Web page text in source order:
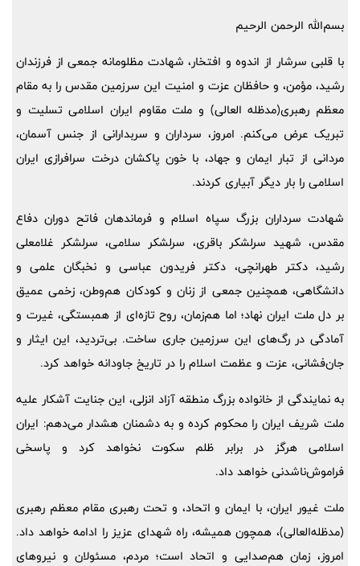
بسم‌الله الرحمن الرحیم
با قلبی سرشار از اندوه و افتخار، شهادت مظلومانه جمعی از فرزندان
رشید، مؤمن، و حافظان عزت و امنیت این سرزمین مقدس را به مقام
معظم رهبری(مدظله العالی) و ملت مقاوم ایران اسلامی تسلیت و
تبریک عرض می‌کنم. امروز، سرداران و سربدارانی از جنس آسمان،
مردانی از تبار ایمان و جهاد، با خون پاکشان درخت سرافرازی ایران
اسلامی را بار دیگر آبیاری کردند.
شهادت سرداران بزرگ سپاه اسلام و فرماندهان فاتح دوران دفاع
مقدس، شهید سرلشکر باقری، سرلشکر سلامی، سرلشکر غلامعلی
رشید، دکتر طهرانچی، دکتر فریدون عباسی و نخبگان علمی و
دانشگاهی، همچنین جمعی از زنان و کودکان هم‌وطن، زخمی عمیق
بر دل ملت ایران نهاد؛ اما هم‌زمان، روح تازه‌ای از همبستگی، غیرت و
آمادگی در رگ‌های این سرزمین جاری ساخت. بی‌تردید، این ایثار و
جان‌فشانی، عزت و عظمت اسلام را در تاریخ جاودانه خواهد کرد.
به نمایندگی از خانواده بزرگ منطقه آزاد انزلی، این جنایت آشکار علیه
ملت شریف ایران را محکوم کرده و به دشمنان هشدار می‌دهم: ایران
اسلامی هرگز در برابر ظلم سکوت نخواهد کرد و پاسخی
فراموش‌ناشدنی خواهد داد.
ملت غیور ایران، با ایمان و اتحاد، و تحت رهبری مقام معظم رهبری
(مدظله‌العالی)، همچون همیشه، راه شهدای عزیز را ادامه خواهد داد.
امروز، زمان هم‌صدایی و اتحاد است؛ مردم، مسئولان و نیروهای